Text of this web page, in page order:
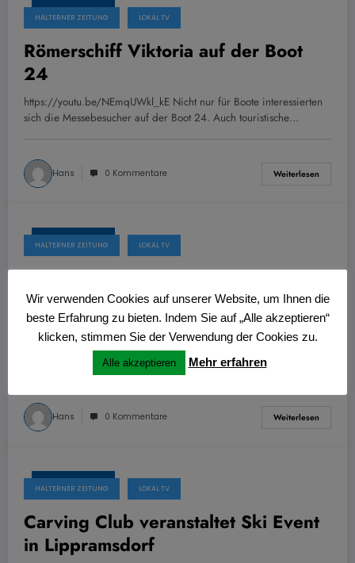
1. Februar 2024
HALTERNER ZEITUNG LOKAL TV
Römerschiff Viktoria auf der Boot
24
https://youtu.be/NEmqUWkl_kE Nicht nur für Boote interessierten
sich die Messebesucher auf der Boot 24. Auch touristische…
Hans 0 Kommentare Weiterlesen
1. Februar 2024
HALTERNER ZEITUNG LOKAL TV
Seehof
https://youtu.be/REdq9ykjWNc Verlagsleiter Christoph Winck
überreichte den Preis zur Unternehmerin des Jahres 2023. Die
Preisträgerin Anne…
Hans 0 Kommentare Weiterlesen
1. Februar 2024
HALTERNER ZEITUNG LOKAL TV
Carving Club veranstaltet Ski Event
in Lippramsdorf
Wir verwenden Cookies auf unserer Website, um Ihnen die
beste Erfahrung zu bieten. Indem Sie auf „Alle akzeptieren“
klicken, stimmen Sie der Verwendung der Cookies zu.
Alle akzeptieren Mehr erfahren